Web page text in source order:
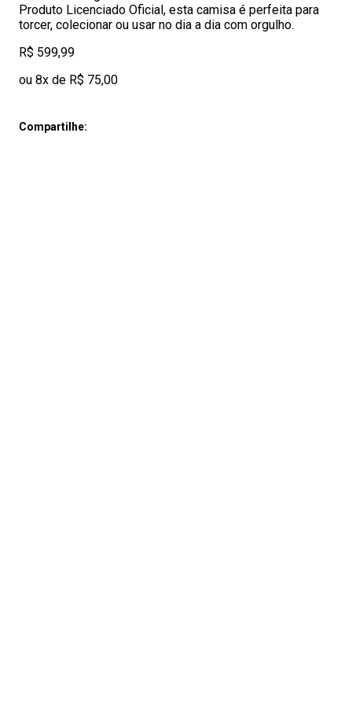
Produto Licenciado Oficial, esta camisa é perfeita para
torcer, colecionar ou usar no dia a dia com orgulho.
R$ 599,99
ou 8x de R$ 75,00
Compartilhe: